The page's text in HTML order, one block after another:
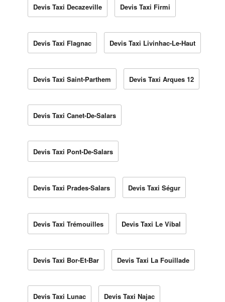
Devis Taxi Decazeville Devis Taxi Firmi
Devis Taxi Flagnac Devis Taxi Livinhac-Le-Haut
Devis Taxi Saint-Parthem Devis Taxi Arques 12
Devis Taxi Canet-De-Salars
Devis Taxi Pont-De-Salars
Devis Taxi Prades-Salars Devis Taxi Ségur
Devis Taxi Trémouilles Devis Taxi Le Vibal
Devis Taxi Bor-Et-Bar Devis Taxi La Fouillade
Devis Taxi Lunac Devis Taxi Najac